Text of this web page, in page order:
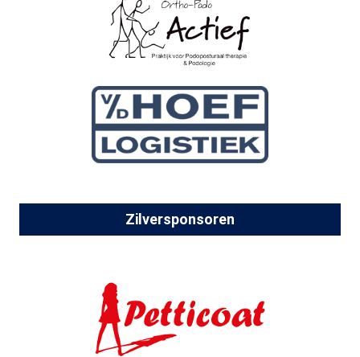
Zilversponsoren